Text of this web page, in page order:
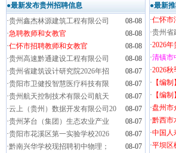
●最新发布贵州招聘信息
·贵州鑫杰林源建筑工程有限公司
08-08
·急聘教师和女教官
08-08
·仁怀市招聘教师和女教官
08-08
·贵州高速黔通建设工程有限公司
08-08
·贵州省建筑设计研究院2026年招
08-07
·贵阳市卫健投智慧医疗科技有限
08-07
·贵州航天控制技术有限公司航天
08-07
·云上（贵州）数据开发有限公司20
08-07
·贵州茅台（集团）生态农业产业
08-07
·贵阳市花溪区第一实验学校2026
08-07
·黔南兴华学校现招聘初中物理；
08-07
●最新
·仁怀市
·贵州省
·2026
·清镇市
·2026
· 【编
· 【编
·盘州市
·黔西市
·中国人
·平坝区